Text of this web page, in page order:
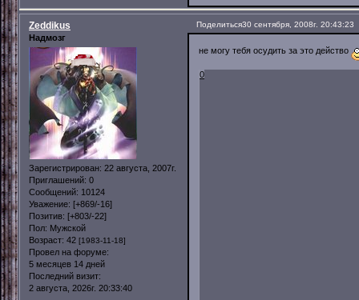
Поделиться30 сентября, 2008г. 20:43:23
Zeddikus
Надмозг
Зарегистрирован: 22 августа, 2007г.
Приглашений: 0
Сообщений: 10124
Уважение: [+869/-16]
Позитив: [+803/-22]
Пол: Мужской
Возраст: 42 [1983-11-18]
Провел на форуме:
5 месяцев 14 дней
Последний визит:
2 августа, 2026г. 20:33:40
не могу тебя осудить за это действо
0